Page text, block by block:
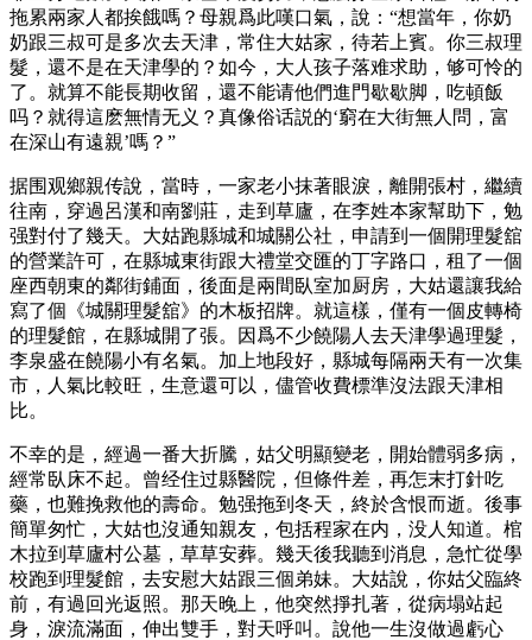
拖累兩家人都挨餓嗎？母親爲此嘆口氣，說：“想當年，你奶
奶跟三叔可是多次去天津，常住大姑家，待若上賓。你三叔理
髮，還不是在天津學的？如今，大人孩子落难求助，够可怜的
了。就算不能長期收留，還不能请他們進門歇歇脚，吃頓飯
吗？就得這麽無情无义？真像俗话説的‘窮在大街無人問，富
在深山有遠親’嗎？”
据围观鄉親传說，當時，一家老小抹著眼淚，離開張村，繼續
往南，穿過呂漢和南劉莊，走到草廬，在李姓本家幫助下，勉
强對付了幾天。大姑跑縣城和城關公社，申請到一個開理髮舘
的營業許可，在縣城東街跟大禮堂交匯的丁字路口，租了一個
座西朝東的鄰街鋪面，後面是兩間臥室加厨房，大姑還讓我給
寫了個《城關理髮舘》的木板招牌。就這樣，僅有一個皮轉椅
的理髮館，在縣城開了張。因爲不少饒陽人去天津學過理髮，
李泉盛在饒陽小有名氣。加上地段好，縣城每隔兩天有一次集
市，人氣比較旺，生意還可以，儘管收費標準沒法跟天津相
比。
不幸的是，經過一番大折騰，姑父明顯變老，開始體弱多病，
經常臥床不起。曾经住过縣醫院，但條件差，再怎末打針吃
藥，也難挽救他的壽命。勉强拖到冬天，終於含恨而逝。後事
簡單匆忙，大姑也沒通知親友，包括程家在内，没人知道。棺
木拉到草廬村公墓，草草安葬。幾天後我聽到消息，急忙從學
校跑到理髮館，去安慰大姑跟三個弟妹。大姑說，你姑父臨終
前，有過回光返照。那天晚上，他突然掙扎著，從病塌站起
身，淚流滿面，伸出雙手，對天呼叫。說他一生沒做過虧心